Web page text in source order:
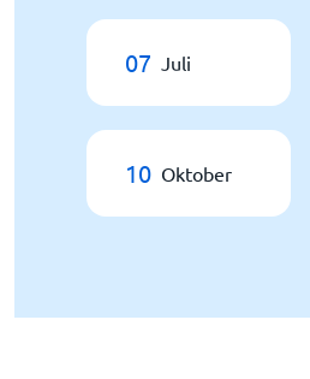
07 Juli
10 Oktober